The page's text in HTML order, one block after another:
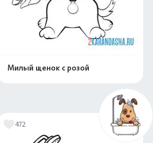
Милый щенок с розой
472